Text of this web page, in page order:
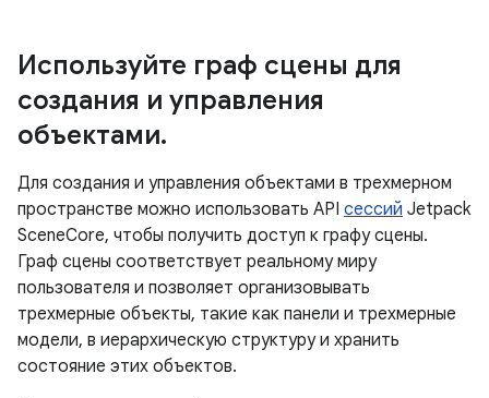
Используйте граф сцены для
создания и управления
объектами.
Для создания и управления объектами в трехмерном
пространстве можно использовать API сессий Jetpack
SceneCore, чтобы получить доступ к графу сцены.
Граф сцены соответствует реальному миру
пользователя и позволяет организовывать
трехмерные объекты, такие как панели и трехмерные
модели, в иерархическую структуру и хранить
состояние этих объектов.